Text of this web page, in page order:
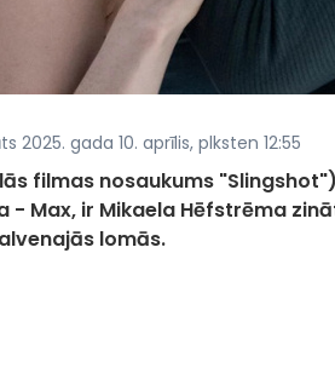
2025. gada 10. aprīlis, plksten 12:55
filmas nosaukums
- Max, ir Mikaela Hēfstrēma
lomās.